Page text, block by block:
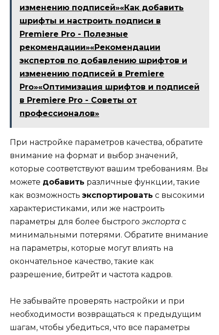
изменению подписей»«Как добавить
шрифты и настроить подписи в
Premiere Pro - Полезные
рекомендации»«Рекомендации
экспертов по добавлению шрифтов и
изменению подписей в Premiere
Pro»«Оптимизация шрифтов и подписей
в Premiere Pro - Советы от
профессионалов»
При настройке параметров качества, обратите
внимание на формат и выбор значений,
которые соответствуют вашим требованиям. Вы
можете добавить различные функции, такие
как возможность экспортировать с высокими
характеристиками, или же настроить
параметры для более быстрого экспорта с
минимальными потерями. Обратите внимание
на параметры, которые могут влиять на
окончательное качество, такие как
разрешение, битрейт и частота кадров.
Не забывайте проверять настройки и при
необходимости возвращаться к предыдущим
шагам, чтобы убедиться, что все параметры